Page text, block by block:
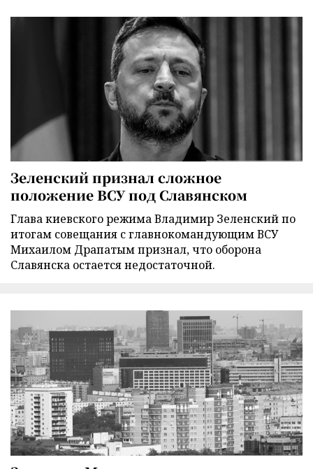
Зеленский признал сложное
положение ВСУ под Славянском
Глава киевского режима Владимир Зеленский по
итогам совещания с главнокомандующим ВСУ
Михаилом Драпатым признал, что оборона
Славянска остается недостаточной.